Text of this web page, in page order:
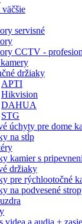
väčšie
servisné
CCTV -
držiaky
APTI
Hikvision
DAHUA
STG
úchyty pre dome
na stĺp
kamier s
držiaky
pre rýchlootočné
na podvesené
videa a audia +